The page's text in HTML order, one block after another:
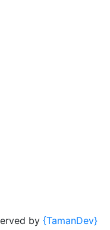
by {TamanDev}